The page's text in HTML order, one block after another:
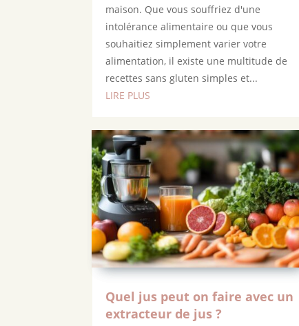
maison. Que vous souffriez d'une
intolérance alimentaire ou que vous
souhaitiez simplement varier votre
alimentation, il existe une multitude de
recettes sans gluten simples et...
LIRE PLUS
Quel jus peut on faire avec un
extracteur de jus ?